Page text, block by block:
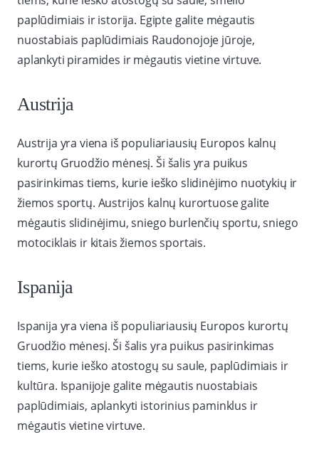
paplūdimiais ir istorija. Egipte galite mėgautis
nuostabiais paplūdimiais Raudonojoje jūroje,
aplankyti piramides ir mėgautis vietine virtuve.
Austrija
Austrija yra viena iš populiariausių Europos kalnų
kurortų Gruodžio mėnesį. Ši šalis yra puikus
pasirinkimas tiems, kurie ieško slidinėjimo nuotykių ir
žiemos sportų. Austrijos kalnų kurortuose galite
mėgautis slidinėjimu, sniego burlenčių sportu, sniego
motociklais ir kitais žiemos sportais.
Ispanija
Ispanija yra viena iš populiariausių Europos kurortų
Gruodžio mėnesį. Ši šalis yra puikus pasirinkimas
tiems, kurie ieško atostogų su saule, paplūdimiais ir
kultūra. Ispanijoje galite mėgautis nuostabiais
paplūdimiais, aplankyti istorinius paminklus ir
mėgautis vietine virtuve.